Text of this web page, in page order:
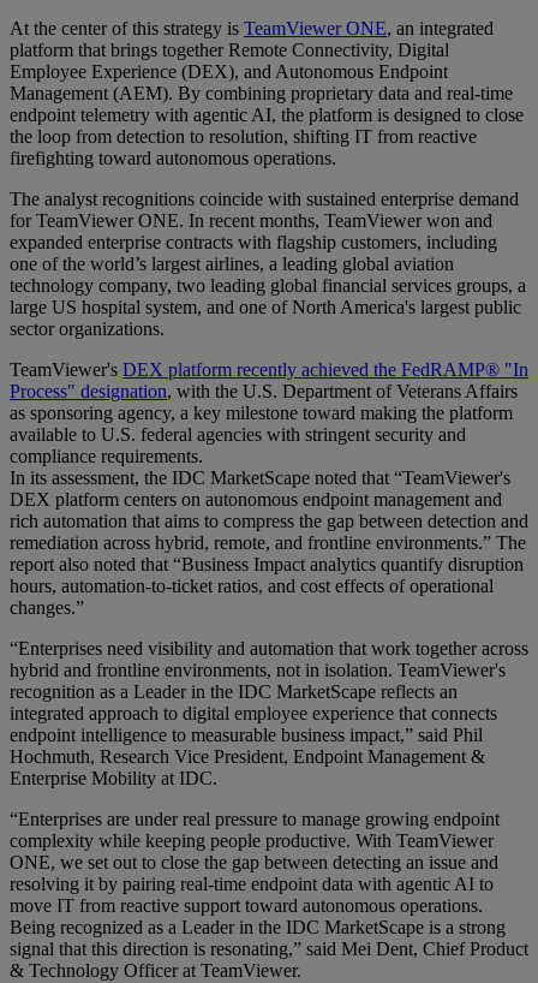
At the center of this strategy is TeamViewer ONE, an integrated
platform that brings together Remote Connectivity, Digital
Employee Experience (DEX), and Autonomous Endpoint
Management (AEM). By combining proprietary data and real-time
endpoint telemetry with agentic AI, the platform is designed to close
the loop from detection to resolution, shifting IT from reactive
firefighting toward autonomous operations.
The analyst recognitions coincide with sustained enterprise demand
for TeamViewer ONE. In recent months, TeamViewer won and
expanded enterprise contracts with flagship customers, including
one of the world’s largest airlines, a leading global aviation
technology company, two leading global financial services groups, a
large US hospital system, and one of North America's largest public
sector organizations.
TeamViewer's DEX platform recently achieved the FedRAMP® "In
Process" designation, with the U.S. Department of Veterans Affairs
as sponsoring agency, a key milestone toward making the platform
available to U.S. federal agencies with stringent security and
compliance requirements.
In its assessment, the IDC MarketScape noted that “TeamViewer's
DEX platform centers on autonomous endpoint management and
rich automation that aims to compress the gap between detection and
remediation across hybrid, remote, and frontline environments.” The
report also noted that “Business Impact analytics quantify disruption
hours, automation-to-ticket ratios, and cost effects of operational
changes.”
“Enterprises need visibility and automation that work together across
hybrid and frontline environments, not in isolation. TeamViewer's
recognition as a Leader in the IDC MarketScape reflects an
integrated approach to digital employee experience that connects
endpoint intelligence to measurable business impact,” said Phil
Hochmuth, Research Vice President, Endpoint Management &
Enterprise Mobility at IDC.
“Enterprises are under real pressure to manage growing endpoint
complexity while keeping people productive. With TeamViewer
ONE, we set out to close the gap between detecting an issue and
resolving it by pairing real-time endpoint data with agentic AI to
move IT from reactive support toward autonomous operations.
Being recognized as a Leader in the IDC MarketScape is a strong
signal that this direction is resonating,” said Mei Dent, Chief Product
& Technology Officer at TeamViewer.